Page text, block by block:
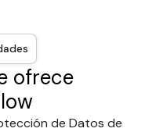
ofrece
de Datos de